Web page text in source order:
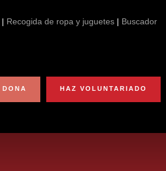
| Recogida de ropa y juguetes | Buscador
DONA HAZ VOLUNTARIADO